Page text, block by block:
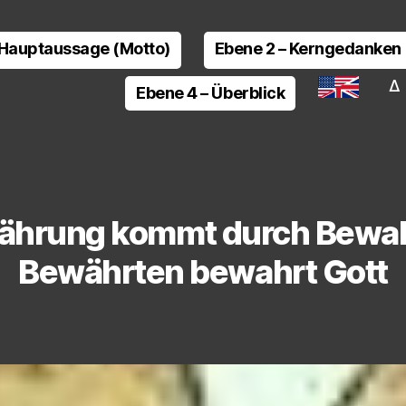
Hauptaussage (Motto) Ebene 2 – Kerngedanken
Ebene 4 – Überblick Δ
kommt durch
Bewährten bewahrt Gott